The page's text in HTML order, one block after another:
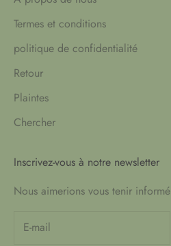
Termes et conditions
politique de confidentialité
Retour
Plaintes
Chercher
Inscrivez-vous à notre newsletter
Nous aimerions vous tenir informé